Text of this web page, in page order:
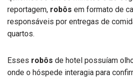
reportagem, robôs em formato de
responsáveis por entregas de
quartos.
Esses robôs de hotel possuíam
onde o hóspede interagia para